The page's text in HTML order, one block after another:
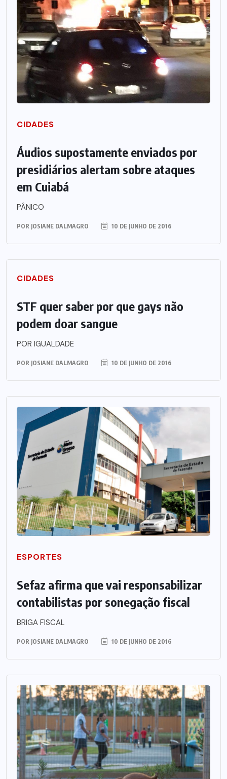
CIDADES
Áudios supostamente enviados por
presidiários alertam sobre ataques
em Cuiabá
PÂNICO
POR JOSIANE DALMAGRO 10 DE JUNHO DE 2016
CIDADES
STF quer saber por que gays não
podem doar sangue
POR IGUALDADE
POR JOSIANE DALMAGRO 10 DE JUNHO DE 2016
ESPORTES
Sefaz afirma que vai responsabilizar
contabilistas por sonegação fiscal
BRIGA FISCAL
POR JOSIANE DALMAGRO 10 DE JUNHO DE 2016